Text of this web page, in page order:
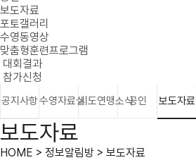
보도자료
포토갤러리
수영동영상
맞춤형훈련프로그램
대회결과
참가신청
공지사항수영자료실시도연맹소식공인 보도자료
보도자료
HOME > 정보알림방 > 보도자료